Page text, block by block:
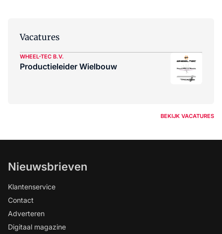
Vacatures
WHEEL-TEC B.V.
Productieleider Wielbouw
BEKIJK VACATURES
Nieuwsbrieven
Klantenservice
Contact
Adverteren
Digitaal magazine